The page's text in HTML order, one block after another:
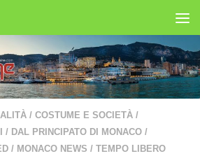
/ COSTUME E SOCIETÀ /
/ DAL PRINCIPATO DI MONACO /
/ MONACO NEWS / TEMPO LIBERO